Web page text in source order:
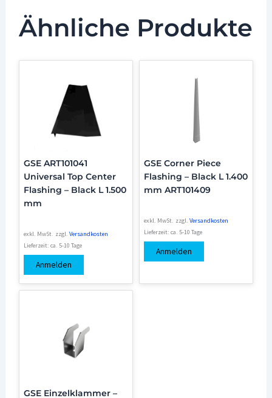
Ähnliche Produkte
GSE ART101041
Universal Top Center
Flashing – Black L 1.500
mm
exkl. MwSt. zzgl.Versandkosten
Lieferzeit:ca. 5-10 Tage
Anmelden
GSE Corner Piece
Flashing – Black L 1.400
mm ART101409
exkl. MwSt. zzgl. Versandkosten
Lieferzeit: ca. 5-10 Tage
Anmelden
GSE Einzelklammer –